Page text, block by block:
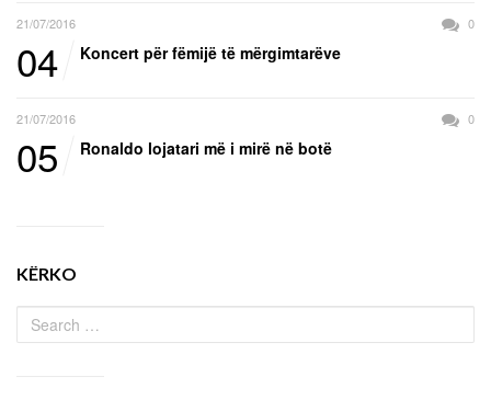
21/07/2016 0
04 Koncert për fëmijë të mërgimtarëve
21/07/2016 0
05 Ronaldo lojatari më i mirë në botë
KËRKO